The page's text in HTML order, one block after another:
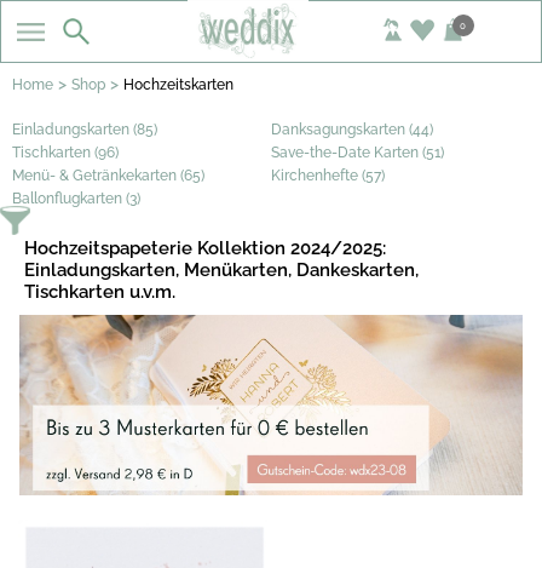
0
Home > Shop > Hochzeitskarten
Einladungskarten (85)
Danksagungskarten (44)
Tischkarten (96)
Save-the-Date Karten (51)
Menü- & Getränkekarten (65)
Kirchenhefte (57)
Ballonflugkarten (3)
Hochzeitspapeterie Kollektion 2024/2025:
Einladungskarten, Menükarten, Dankeskarten,
Tischkarten u.v.m.